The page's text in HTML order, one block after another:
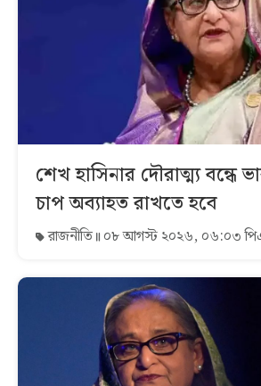
শেখ হাসিনার দৌরাত্ম্য বন্ধে
চাপ অব্যাহত রাখতে হবে
রাজনীতি ০৮ আগস্ট ২০২৬, ০৬:০৩